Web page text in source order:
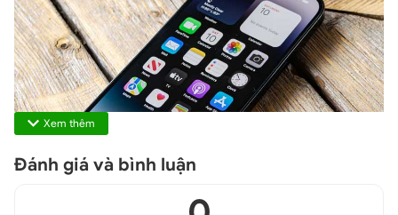
Xem thêm
Đánh giá và bình luận